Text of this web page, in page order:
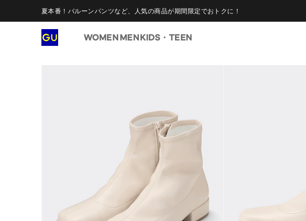
夏本番！バルーンパンツなど、人気の商品が期間限定でおトクに！
WOMEN MENKIDS・TEEN